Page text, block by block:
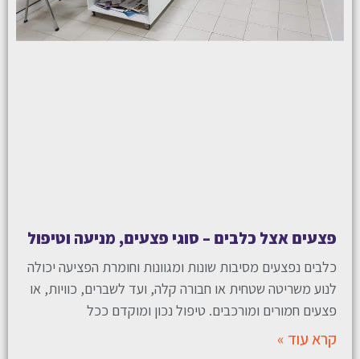
פצעים אצל כלבים – סוגי פצעים, מניעה וטיפול
כלבים נפצעים מסיבות שונות ומגוונות וחומרת הפציעה יכולה
לנוע משריטה שטחית או חבורה קלה, ועד לשברים, כוויות, או
פצעים חמורים ומורכבים. טיפול נכון ומוקדם ככל
קרא עוד »